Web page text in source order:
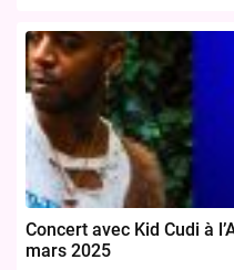
Concert avec Kid Cudi à
mars 2025